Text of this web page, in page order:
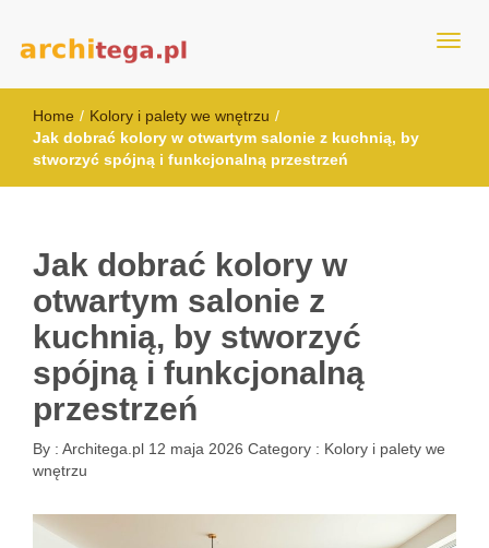
architega.pl
Home / Kolory i palety we wnętrzu /
Jak dobrać kolory w otwartym salonie z kuchnią, by
stworzyć spójną i funkcjonalną przestrzeń
Jak dobrać kolory w
otwartym salonie z
kuchnią, by stworzyć
spójną i funkcjonalną
przestrzeń
By : Architega.pl 12 maja 2026 Category : Kolory i palety we
wnętrzu